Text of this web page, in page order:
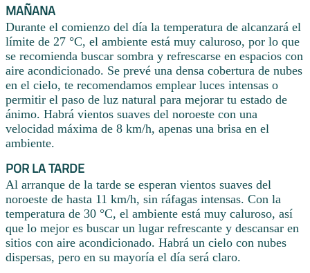
MAÑANA
Durante el comienzo del día la temperatura de alcanzará el
límite de 27 °C, el ambiente está muy caluroso, por lo que
se recomienda buscar sombra y refrescarse en espacios con
aire acondicionado. Se prevé una densa cobertura de nubes
en el cielo, te recomendamos emplear luces intensas o
permitir el paso de luz natural para mejorar tu estado de
ánimo. Habrá vientos suaves del noroeste con una
velocidad máxima de 8 km/h, apenas una brisa en el
ambiente.
POR LA TARDE
Al arranque de la tarde se esperan vientos suaves del
noroeste de hasta 11 km/h, sin ráfagas intensas. Con la
temperatura de 30 °C, el ambiente está muy caluroso, así
que lo mejor es buscar un lugar refrescante y descansar en
sitios con aire acondicionado. Habrá un cielo con nubes
dispersas, pero en su mayoría el día será claro.